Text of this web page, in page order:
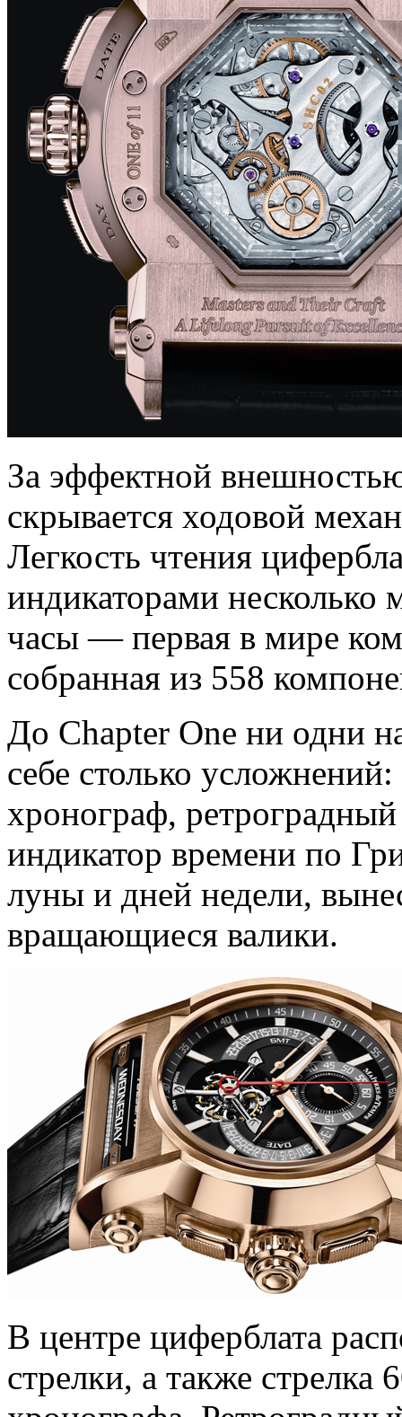
За эффектной
скрывается ходовой
Легкость чтения
индикаторами несколько
часы — первая в мире
собранная из 558
До Chapter One ни одни
себе столько
хронограф,
индикатор времени по
луны и дней недели,
вращающиеся валики.
В центре циферблата
стрелки, а также стрелка